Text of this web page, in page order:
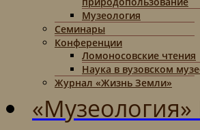
Музеология
Семинары
Конференции
Ломоносовские чтения
Наука в вузовском
Журнал «Жизнь Земли»